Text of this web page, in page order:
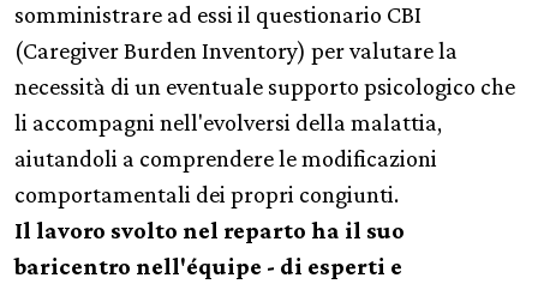
somministrare ad essi il questionario CBI
(Caregiver Burden Inventory) per valutare la
necessità di un eventuale supporto psicologico che
li accompagni nell'evolversi della malattia,
aiutandoli a comprendere le modificazioni
comportamentali dei propri congiunti.
Il lavoro svolto nel reparto ha il suo
baricentro nell'équipe - di esperti e